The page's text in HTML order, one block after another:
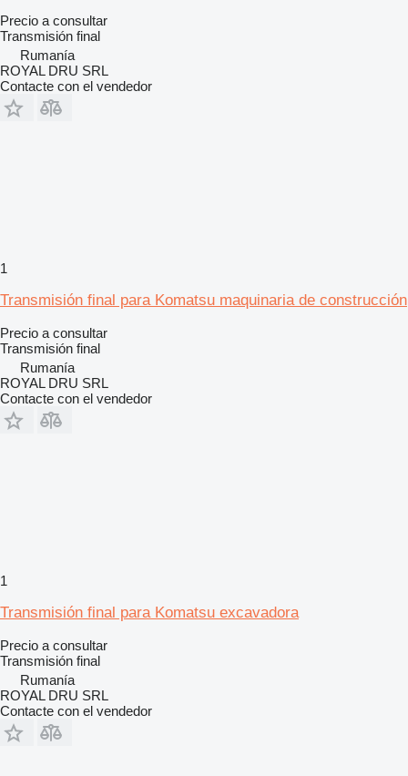
Precio a consultar
Transmisión final
Rumanía
ROYAL DRU SRL
Contacte con el vendedor
1
Transmisión final para Komatsu maquinaria de construcción
Precio a consultar
Transmisión final
Rumanía
ROYAL DRU SRL
Contacte con el vendedor
1
Transmisión final para Komatsu excavadora
Precio a consultar
Transmisión final
Rumanía
ROYAL DRU SRL
Contacte con el vendedor